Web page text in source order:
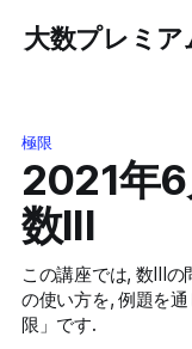
大数プレミア
極限
2021年
数III
この講座では, 数III
の使い方を, 例題を
限」です.